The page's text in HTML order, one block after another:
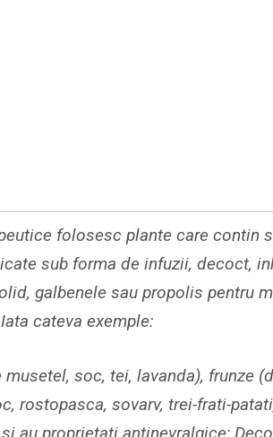
folosesc plante care
sub forma de infuzii, decoct,
galbenele sau propolis pentru
cateva exemple:
soc, tei, lavanda), frunze
rostopasca, sovarv, trei-frati-